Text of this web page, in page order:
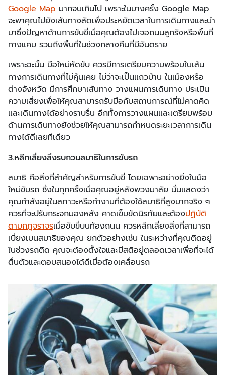
Google Map มากจนเกินไป เพราะในบางครั้ง Google Map
จะพาคุณไปยังเส้นทางลัดเพื่อประหยัดเวลาในการเดินทางและนำ
มาซึ่งปัญหาด้านการขับขี่เมื่อคุณต้องไปเจอถนนลูกรังหรือพื้นที่
ทางแคบ รวมถึงพื้นที่ในช่วงกลางคืนที่มีอันตราย
เพราะฉะนั้น มือใหม่หัดขับ ควรมีการเตรียมความพร้อมในเส้น
ทางการเดินทางที่ไม่คุ้นเคย ไม่ว่าจะเป็นแถวบ้าน ในเมืองหรือ
ต่างจังหวัด มีการศึกษาเส้นทาง วางแผนการเดินทาง ประเมิน
ความเสี่ยงเพื่อให้คุณสามารถรับมือกับสถานการณ์ที่ไม่คาดคิด
และเดินทางได้อย่างราบรื่น อีกทั้งการวางแผนและเตรียมพร้อม
ด้านการเดินทางยังช่วยให้คุณสามารถกำหนดระยะเวลาการเดิน
ทางได้ดีเลยทีเดียว
3.หลีกเลี่ยงสิ่งรบกวนสมาธิในการขับรถ
สมาธิ คือสิ่งที่สำคัญสำหรับการขับขี่ โดยเฉพาะอย่างยิ่งในมือ
ใหม่ขับรถ ซึ่งในทุกครั้งเมื่อคุณอยู่หลังพวงมาลัย นั่นแสดงว่า
คุณกำลังอยู่ในสภาวะหรือทำงานที่ต้องใช้สมาธิที่สูงมากจริง ๆ
ควรที่จะปรับกระจกมองหลัง คาดเข็มขัดนิรภัยและต้องปฏิบัติ
ตามกฎจราจรเมื่อขับขี่บนท้องถนน ควรหลีกเลี่ยงสิ่งที่สามารถ
เบี่ยงเบนสมาธิของคุณ ยกตัวอย่างเช่น ในระหว่างที่คุณติดอยู่
ในช่วงรถติด คุณจะต้องตั้งใจและมีสติอยู่ตลอดเวลาเพื่อที่จะได้
ตื่นตัวและตอบสนองได้ดีเมื่อต้องเคลื่อนรถ